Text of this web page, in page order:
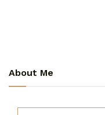
About Me